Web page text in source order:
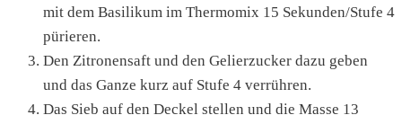
mit dem Basilikum im Thermomix 15 Sekunden/Stufe 4
pürieren.
Den Zitronensaft und den Gelierzucker dazu geben
und das Ganze kurz auf Stufe 4 verrühren.
Das Sieb auf den Deckel stellen und die Masse 13